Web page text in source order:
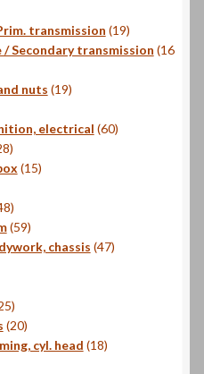
transmission 1919
produits
Secondary transmission 16
nuts 1919
electrical 6060
28
produits
1515
48
produits
5959
produits
chassis 4747
25
produits
2020
produits
cyl. head 1818